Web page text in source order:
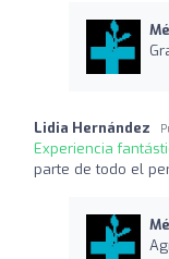
Lidia Hernández
Experiencia
parte de todo el